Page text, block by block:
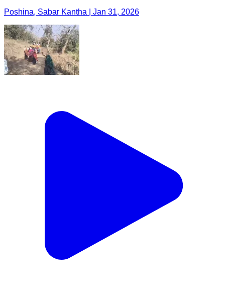
Poshina, Sabar Kantha | Jan 31, 2026